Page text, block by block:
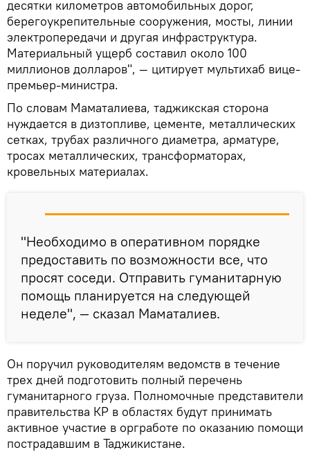
десятки километров автомобильных дорог,
берегоукрепительные сооружения, мосты, линии
электропередачи и другая инфраструктура.
Материальный ущерб составил около 100
миллионов долларов", — цитирует мультихаб вице-
премьер-министра.
По словам Маматалиева, таджикская сторона
нуждается в дизтопливе, цементе, металлических
сетках, трубах различного диаметра, арматуре,
тросах металлических, трансформаторах,
кровельных материалах.
"Необходимо в оперативном порядке
предоставить по возможности все, что
просят соседи. Отправить гуманитарную
помощь планируется на следующей
неделе", — сказал Маматалиев.
Он поручил руководителям ведомств в течение
трех дней подготовить полный перечень
гуманитарного груза. Полномочные представители
правительства КР в областях будут принимать
активное участие в оргработе по оказанию помощи
пострадавшим в Таджикистане.